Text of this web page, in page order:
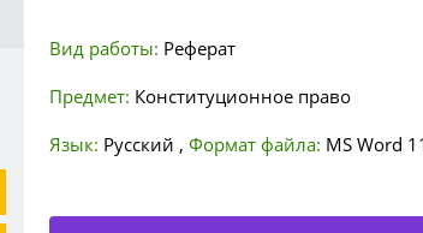
Вид работы: Реферат
Предмет: Конституционное право
Язык: Русский , Формат файла: MS Word